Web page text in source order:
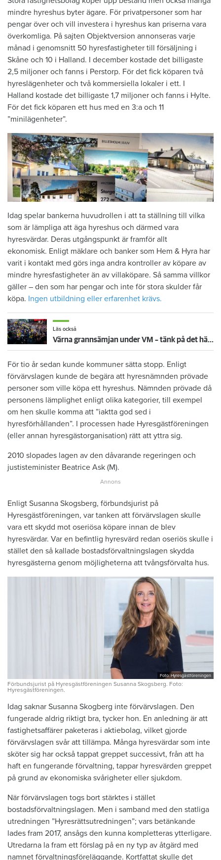
mindre hyreshus byter ägare. För privatpersoner som har
pengar över och vill investera i hyreshus kan priserna vara
överkomliga. På sajten Objektversion annonseras varje
månad i genomsnitt 50 hyresfastigheter till försäljning i
Skåne och 10 i Halland. I december kostade det billigaste
2,5 miljoner och fanns i Perstorp. För det fick köparen två
hyreslägenheter och två kommersiella lokaler i ett. I
Halland kostade det billigaste 1,7 miljoner och fanns i Hylte.
För det fick köparen ett hus med en 3:a och 11
”minilägenheter”.
Idag spelar bankerna huvudrollen i att ta ställning till vilka
som är lämpliga att äga hyreshus och därmed vara
hyresvärdar. Deras utgångspunkt är framför allt
ekonomisk. Enligt mäklare och banker som Hem & Hyra har
varit i kontakt med görs inga andra kontroller av köpare av
mindre hyresfastigheter än av villaköpare. Så samma villkor
gäller – den som har pengar och inte för stora skulder får
köpa. Ingen utbildning eller erfarenhet krävs.
Läs också
Värna grannsämjan under VM – tänk på det här inför fortsatta nattmatcher
För tio år sedan kunde kommuner sätta stopp. Enligt
förvärvslagen kunde de begära att hyresnämnden prövade
personer som ville köpa ett hyreshus. Nämnden prövade då
personens lämplighet enligt olika kategorier, till exempel
om hen skulle komma att ”iaktta god sed i
hyresförhållanden”. I processen hade Hyresgästföreningen
(eller annan hyresgästorganisation) rätt att yttra sig.
2010 slopades lagen av den dåvarande regeringen och
justisteminister Beatrice Ask (M).
Enligt Susanna Skogsberg, förbundsjurist på
Hyresgästföreningen, var tanken att förvärvslagen skulle
vara ett skydd mot oseriösa köpare innan de blev
hyresvärdar. Var en befintlig hyresvärd redan oseriös skulle i
stället den så kallade bostadsförvaltningslagen skydda
hyresgästerna genom möjligheterna att tvångsförvalta hus.
Foto: Hyresgästföreningen
Förbundsjurist på Hyresgästföreningen Susanna Skogsberg. Foto:
Hyresgästföreningen.
Idag saknar Susanna Skogberg inte förvärvslagen. Den
fungerade aldrig riktigt bra, tycker hon. En anledning är att
fastighetsaffärer paketeras i aktiebolag, vilket gjorde
förvärvslagen svår att tillämpa. Många hyresvärdar som inte
sköter sig har också tappat greppet successivt, från att ha
haft en fungerande förvaltning, tappar hyresvärden greppet
på grund av ekonomiska svårigheter eller sjukdom.
När förvärvslagen togs bort stärktes i stället
bostadsförvaltningslagen. Men i samband med den statliga
utredningen ”Hyresrättsutredningen”; vars betänkande
lades fram 2017, ansågs den kunna kompletteras ytterligare.
Utredarna la fram ett förslag på en ny typ av åtgärd med
namnet förvaltningsföreläggande. Kortfattat skulle det